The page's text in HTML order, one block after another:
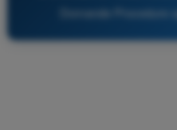
Domande Procedure